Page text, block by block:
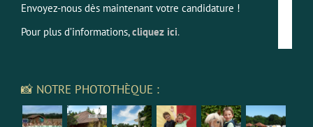
Envoyez-nous dès maintenant votre candidature !
Pour plus d’informations,cliquez ici.
📸 NOTRE PHOTOTHÈQUE :